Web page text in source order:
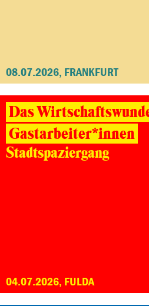
08.07.2026, FRANKFURT
Das
Gastarbeiter*innen
Stadtspaziergang
04.07.2026, FULDA